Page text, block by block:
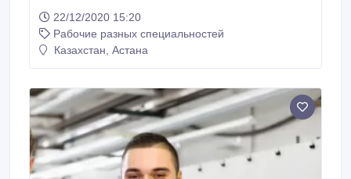
Доход от 7000 -14000 тенге за смену. Свободный
график работы, Ежедневные выплаты.
Круглосуточная поддержка диспетчера. Выйти на
22/12/2020 15:20
Рабочие разных специальностей
Казахстан, Астана